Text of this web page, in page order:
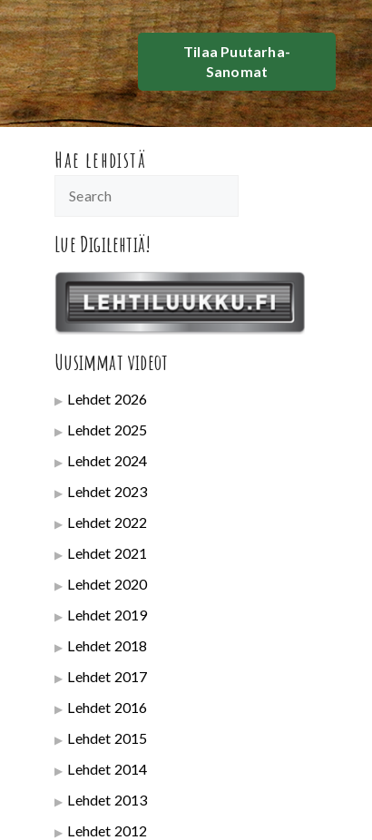
Tilaa Puutarha-
Sanomat
Hae lehdistä
Lue Digilehtiä!
Uusimmat videot
Lehdet 2026
Lehdet 2025
Lehdet 2024
Lehdet 2023
Lehdet 2022
Lehdet 2021
Lehdet 2020
Lehdet 2019
Lehdet 2018
Lehdet 2017
Lehdet 2016
Lehdet 2015
Lehdet 2014
Lehdet 2013
Lehdet 2012